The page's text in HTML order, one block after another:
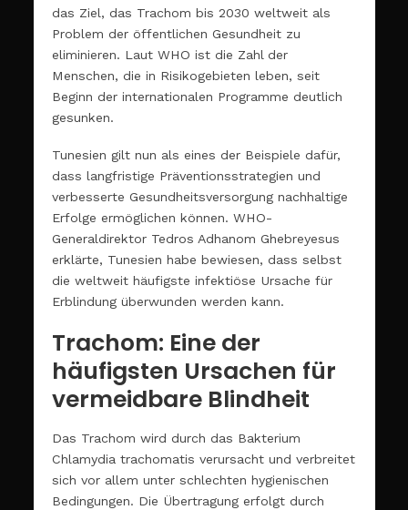
das Ziel, das Trachom bis 2030 weltweit als
Problem der öffentlichen Gesundheit zu
eliminieren. Laut WHO ist die Zahl der
Menschen, die in Risikogebieten leben, seit
Beginn der internationalen Programme deutlich
gesunken.
Tunesien gilt nun als eines der Beispiele dafür,
dass langfristige Präventionsstrategien und
verbesserte Gesundheitsversorgung nachhaltige
Erfolge ermöglichen können. WHO-
Generaldirektor Tedros Adhanom Ghebreyesus
erklärte, Tunesien habe bewiesen, dass selbst
die weltweit häufigste infektiöse Ursache für
Erblindung überwunden werden kann.
Trachom: Eine der
häufigsten Ursachen für
vermeidbare Blindheit
Das Trachom wird durch das Bakterium
Chlamydia trachomatis verursacht und verbreitet
sich vor allem unter schlechten hygienischen
Bedingungen. Die Übertragung erfolgt durch